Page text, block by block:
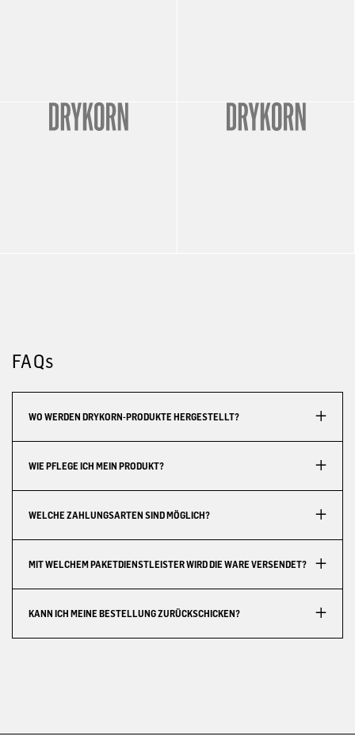
FAQs
WO WERDEN DRYKORN-PRODUKTE HERGESTELLT?
WIE PFLEGE ICH MEIN PRODUKT?
WELCHE ZAHLUNGSARTEN SIND MÖGLICH?
MIT WELCHEM PAKETDIENSTLEISTER WIRD DIE WARE VERSENDET?
KANN ICH MEINE BESTELLUNG ZURÜCKSCHICKEN?